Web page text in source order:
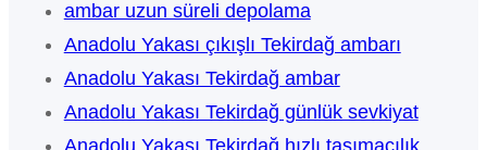
ambar uzun süreli depolama
Anadolu Yakası çıkışlı Tekirdağ ambarı
Anadolu Yakası Tekirdağ ambar
Anadolu Yakası Tekirdağ günlük sevkiyat